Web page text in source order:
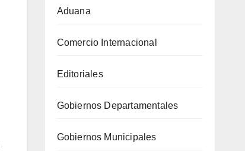
Aduana
Comercio Internacional
Editoriales
Gobiernos Departamentales
Gobiernos Municipales